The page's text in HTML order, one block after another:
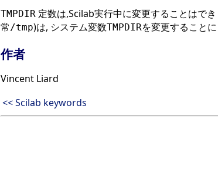
TMPDIR 定数は,Scilab実行中に変更することはで
常 /tmp)は, システム変数TMPDIRを変更すること
作者
Vincent Liard
<< Scilab keywords